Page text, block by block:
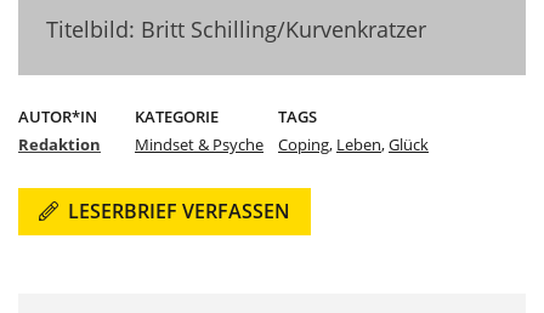
Titelbild: Britt Schilling/Kurvenkratzer
AUTOR*IN
Redaktion
KATEGORIE
Mindset & Psyche
TAGS
Coping, Leben,Glück
LESERBRIEF VERFASSEN